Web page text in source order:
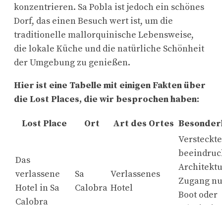
konzentrieren. Sa Pobla ist jedoch ein schönes
Dorf, das einen Besuch wert ist, um die
traditionelle mallorquinische Lebensweise,
die lokale Küche und die natürliche Schönheit
der Umgebung zu genießen.
Hier ist eine Tabelle mit einigen Fakten über
die Lost Places, die wir besprochen haben:
Lost Place Ort Art des Ortes
Das
verlassene
Hotel in Sa
Calobra
Sa
Calobra
Verlassenes
Hotel
Zugang
Boot oder